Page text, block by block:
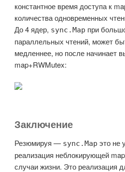
константное время доступа к
количества одновременных
До 4 ядер, sync.Map при
параллельных чтений, может
медленнее, но после начинает
map+RWMutex:
Заключение
Резюмируя — sync.Map это не
реализация неблокирующей
случаи жизни. Это реализация